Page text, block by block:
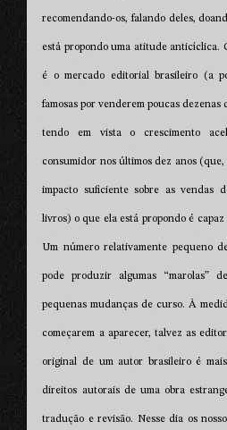
recomendando-os, falando deles,
está propondo uma atitude anticíclica.
é o mercado editorial brasileiro (a
famosas por venderem poucas dezenas
tendo em vista o crescimento
consumidor nos últimos dez anos
impacto suficiente sobre as vendas
livros) o que ela está propondo é
Um número relativamente pequeno
pode produzir algumas “marolas”
pequenas mudanças de curso. À
começarem a aparecer, talvez as
original de um autor brasileiro é
direitos autorais de uma obra
tradução e revisão. Nesse dia os